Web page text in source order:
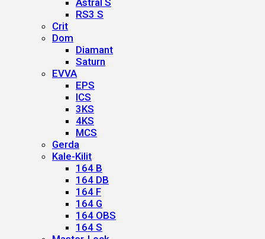
Astral S
RS3 S
Crit
Dom
Diamant
Saturn
EVVA
EPS
ICS
3KS
4KS
MCS
Gerda
Kale-Kilit
164 B
164 DB
164 F
164 G
164 OBS
164 S